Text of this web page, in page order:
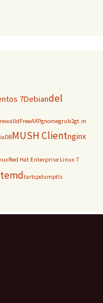
7Debiandel
FreeAXPgnomegrub2gt.m
MUSH Clientnginx
Red Hat Enterprise Linux 7
tartcpdumptls